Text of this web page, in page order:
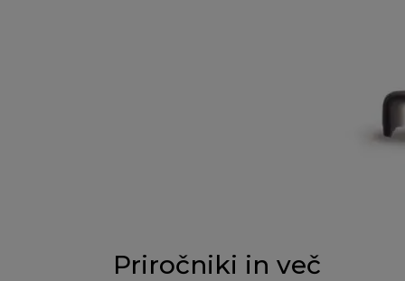
Priročniki in več